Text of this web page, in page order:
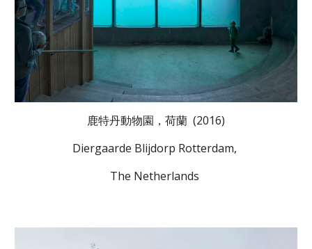
鹿特丹動物園，荷蘭 (2016)
Diergaarde Blijdorp Rotterdam,
The Netherlands